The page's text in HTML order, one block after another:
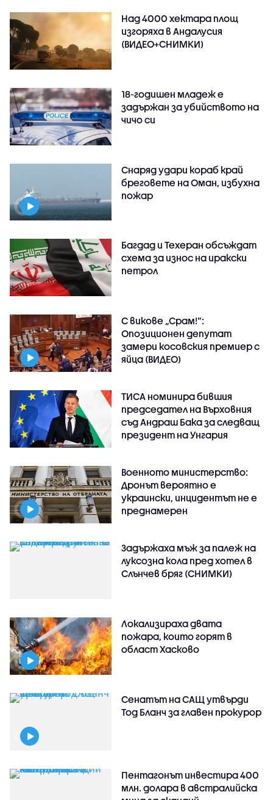
Над 4000 хектара площ
изгоряха в Андалусия
(ВИДЕО+СНИМКИ)
18-годишен младеж е
задържан за убийството на
чичо си
Снаряд удари кораб край
бреговете на Оман, избухна
пожар
Багдад и Техеран обсъждат
схема за износ на иракски
петрол
С викове „Срам!“:
Опозиционен депутат
замери косовския премиер с
яйца (ВИДЕО)
ТИСА номинира бившия
председател на Върховния
съд Андраш Бака за следващ
президент на Унгария
Военното министерство:
Дронът вероятно е
украински, инцидентът не е
преднамерен
Задържаха мъж за палеж на
луксозна кола пред хотел в
Слънчев бряг (СНИМКИ)
Локализираха двата
пожара, които горят в
област Хасково
Сенатът на САЩ утвърди
Тод Бланч за главен прокурор
Пентагонът инвестира 400
млн. долара в австралийска